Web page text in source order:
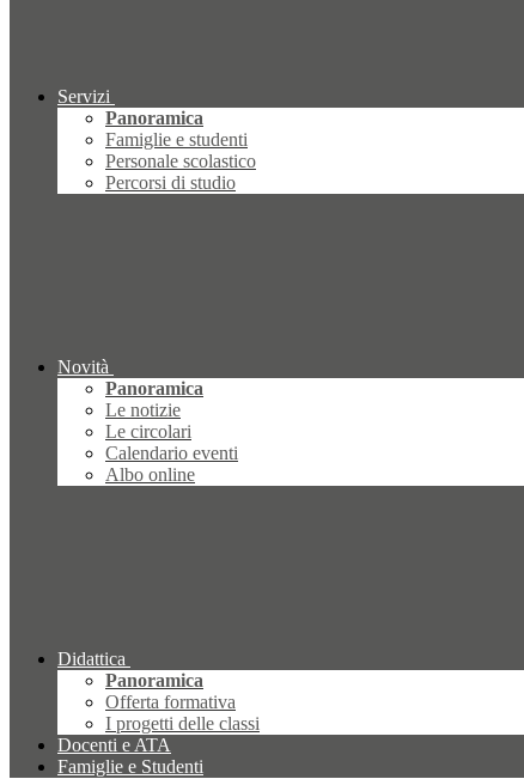
Servizi
Panoramica
Famiglie e studenti
Personale scolastico
Percorsi di studio
Novità
Panoramica
Le notizie
Le circolari
Calendario eventi
Albo online
Didattica
Panoramica
Offerta formativa
I progetti delle classi
Docenti e ATA
Famiglie e Studenti